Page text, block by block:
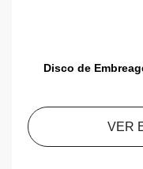
Disco de
VER